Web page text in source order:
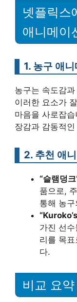
넷플릭스
애니메이
1. 농구 애
농구는 속도감
이러한 요소가
마음을 사로잡
장감과 감동적
2. 추천 애
“슬램덩크
품으로,
통해 농
가진 선
리를 목
다.
비교 요약